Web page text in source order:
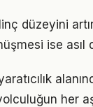
düzeyini
ise asıl
her